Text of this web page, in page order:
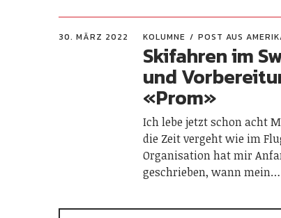
30. MÄRZ 2022 KOLUMNE POST AUS
Skifahren im
und
«Prom»
Ich lebe jetzt schon acht
die Zeit vergeht wie im
Organisation hat mir
geschrieben, wann mein…